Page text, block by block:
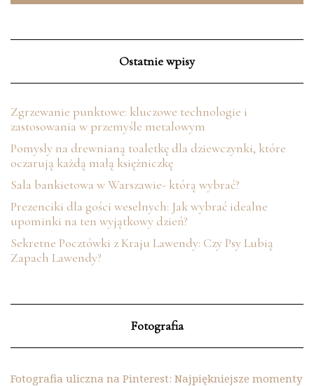
Ostatnie wpisy
Zgrzewanie punktowe: kluczowe technologie i
zastosowania w przemyśle metalowym
Pomysły na drewnianą toaletkę dla dziewczynki, które
oczarują każdą małą księżniczkę
Sala bankietowa w Warszawie- którą wybrać?
Prezenciki dla gości weselnych: Jak wybrać idealne
upominki na ten wyjątkowy dzień?
Sekretne Pocztówki z Kraju Lawendy: Czy Psy Lubią
Zapach Lawendy?
Fotografia
Fotografia uliczna na Pinterest: Najpiękniejsze momenty